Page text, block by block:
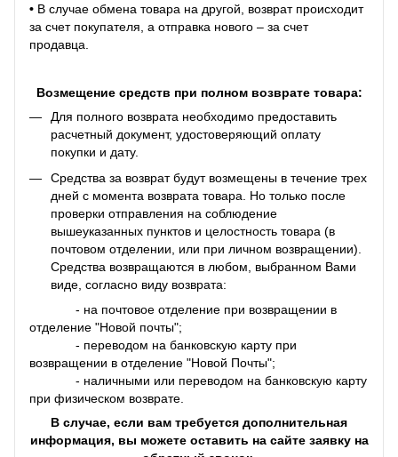
• В случае обмена товара на другой, возврат происходит
за счет покупателя, а отправка нового – за счет
продавца.
Возмещение средств при полном возврате товара:
Для полного возврата необходимо предоставить
расчетный документ, удостоверяющий оплату
покупки и дату.
Средства за возврат будут возмещены в течение трех
дней с момента возврата товара. Но только после
проверки отправления на соблюдение
вышеуказанных пунктов и целостность товара (в
почтовом отделении, или при личном возвращении).
Средства возвращаются в любом, выбранном Вами
виде, согласно виду возврата:
- на почтовое отделение при возвращении в
отделение "Новой почты";
- переводом на банковскую карту при
возвращении в отделение "Новой Почты";
- наличными или переводом на банковскую карту
при физическом возврате.
В случае, если вам требуется дополнительная
информация, вы можете оставить на сайте заявку на